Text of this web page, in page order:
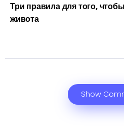
Три правила для того,
живота
Show